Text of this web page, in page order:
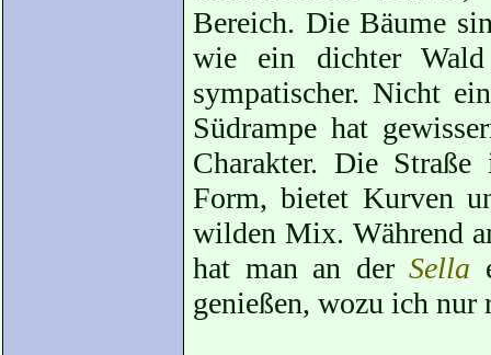
Bereich. Die Bäume
wie ein dichter Wald
sympatischer. Nicht
Südrampe hat
Charakter. Die
Form, bietet Kurven
wilden Mix. Während
hat man an derSella
genießen, wozu ich nur